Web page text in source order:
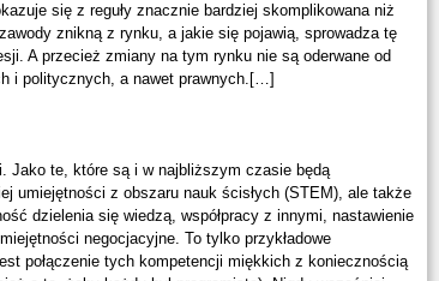
się z reguły znacznie bardziej skomplikowana niż
znikną z rynku, a jakie się pojawią, sprowadza tę
A przecież zmiany na tym rynku nie są oderwane od
i politycznych, a nawet prawnych.[…]
Jako te, które są i w najbliższym czasie będą
umiejętności z obszaru nauk ścisłych (STEM), ale także
dzielenia się wiedzą, współpracy z innymi, nastawienie
negocjacyjne. To tylko przykładowe
połączenie tych kompetencji miękkich z koniecznością